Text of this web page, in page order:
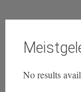
Transparenz
Urheberrecht